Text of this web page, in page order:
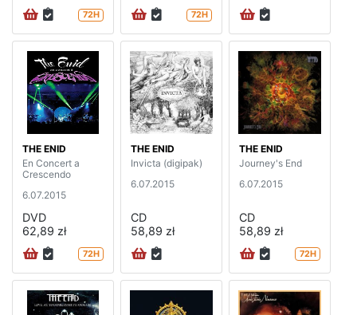
72H 72H
THE ENID
En Concert a
Crescendo
6.07.2015
DVD
62,89 zł
72H
THE ENID
Invicta (digipak)
6.07.2015
CD
58,89 zł
THE ENID
Journey's End
6.07.2015
CD
58,89 zł
72H